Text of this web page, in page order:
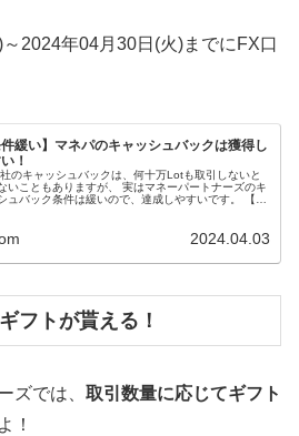
2024年04月30日(火)までにFX口
件緩い】マネパのキャッシュバックは獲得し
！
のキャッシュバックは、何十万Lotも取引しないと
いこともありますが、 実はマネーパートナーズのキ
ュバック条件は緩いので、達成しやすいです。 【条
2024.04.03
フトが貰える！
ズでは、 取引数量に応じてギフト
！